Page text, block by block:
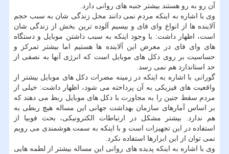
آن رو به رو هستند بیشتر جنبه های روانی دارد.
وی با اشاره به اینكه مردم نمی دانند محل زندگی شان به سبب حجم
آلاینده ها از انواع وای فای و بیسیم آلوده ترین بخش از زندگی شان
است، اظهار داشت: با وجود اینكه به سبب داشتن موبایل و دستگاه
های وای فای در معرض این آلاینده ها هستیم اما بیشتر تمركز و
حساسیت بر روی دكل های موبایل است كه انرژی آنها به نصفی از
حد استاندارد هم نمی رسد.
گورانی با اشاره به اینكه در زمینه مضرات دكل های موبایل بیشتر از
واقعیت های فیزیكی به آن پرداخته می شود، اظهار داشت: خیلی از
مردم سقط جنین را به مجاورت با دكل های موبایل ربط می دهند كه
بر اساس آمارهای سازمان بهداشت جهانی این مساله هیچ ربطی به
هم ندارد. بیشتر مشكل در ارتباطات الكترونیكی، بحث فوبیا از
استفاده در این تجهیزات است و با اینكه به سمت هوشمندی می رویم
نمی توان از این ابزارها استفاده نكرد.
وی با اشاره به اینكه پدیده های روانی این مساله بیشتر از لطمه هایی